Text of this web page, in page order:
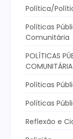
Política/
Políticas
Comunitária
POLÍTICAS
COMUNITÁRIA
Políticas
Políticas
Reflexão e